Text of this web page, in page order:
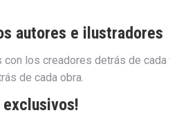
autores e ilustradores
con los creadores detrás de cada
de cada obra.
exclusivos!